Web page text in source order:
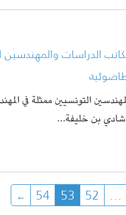
الدراسات
التونسيين ممثلة في
شادي بن خليفة…
…
52
53
54